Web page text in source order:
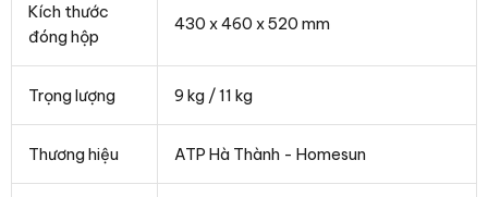
Kích thước
đóng hộp
430 x 460 x 520 mm
Trọng lượng 9 kg / 11 kg
Thương hiệu ATP Hà Thành - Homesun